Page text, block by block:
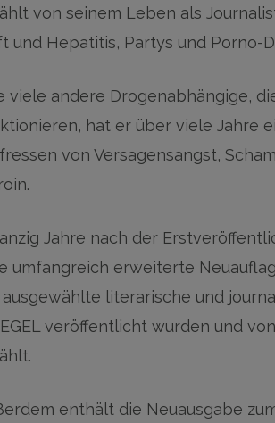
von seinem Leben als
und Hepatitis, Partys und Porno-
viele andere Drogenabhängige,
hat er über viele Jahre
von Versagensangst,
Jahre nach der
umfangreich erweiterte
ausgewählte literarische und
veröffentlicht wurden und
enthält die Neuausgabe